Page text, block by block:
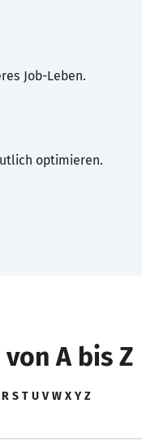
Job-Leben.
optimieren.
A bis Z
R S T U V W X Y Z